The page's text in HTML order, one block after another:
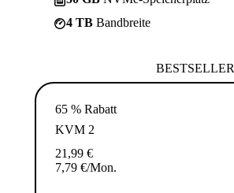
4 TB Bandbreite
BESTSELLER
65 % Rabatt
KVM 2
21,99 €
7,79 €/Mon.